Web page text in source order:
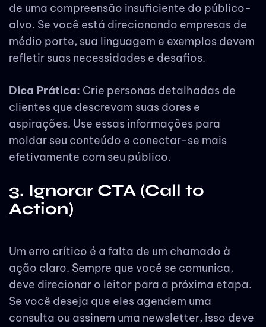
de uma compreensão insuficiente do público-
alvo. Se você está direcionando empresas de
médio porte, sua linguagem e exemplos devem
refletir suas necessidades e desafios.
Dica Prática: Crie personas detalhadas de
clientes que descrevam suas dores e
aspirações. Use essas informações para
moldar seu conteúdo e conectar-se mais
efetivamente com seu público.
3. Ignorar CTA (Call to
Action)
Um erro crítico é a falta de um chamado à
ação claro. Sempre que você se comunica,
deve direcionar o leitor para a próxima etapa.
Se você deseja que eles agendem uma
consulta ou assinem uma newsletter, isso deve